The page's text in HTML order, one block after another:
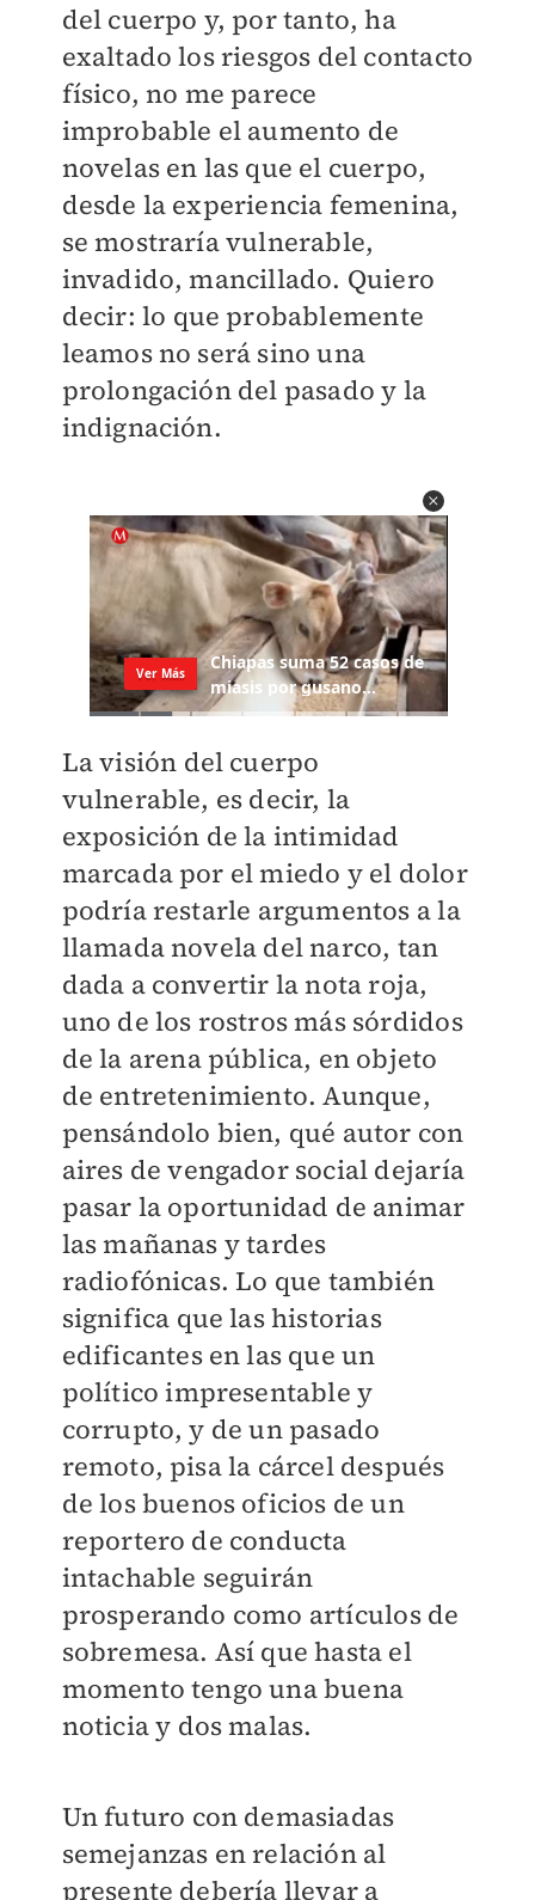
del cuerpo y, por tanto, ha
exaltado los riesgos del contacto
físico, no me parece
improbable el aumento de
novelas en las que el cuerpo,
desde la experiencia femenina,
se mostraría vulnerable,
invadido, mancillado. Quiero
decir: lo que probablemente
leamos no será sino una
prolongación del pasado y la
indignación.
La visión del cuerpo
vulnerable, es decir, la
exposición de la intimidad
marcada por el miedo y el dolor
podría restarle argumentos a la
llamada novela del narco, tan
dada a convertir la nota roja,
uno de los rostros más sórdidos
de la arena pública, en objeto
de entretenimiento. Aunque,
pensándolo bien, qué autor con
aires de vengador social dejaría
pasar la oportunidad de animar
las mañanas y tardes
radiofónicas. Lo que también
significa que las historias
edificantes en las que un
político impresentable y
corrupto, y de un pasado
remoto, pisa la cárcel después
de los buenos oficios de un
reportero de conducta
intachable seguirán
prosperando como artículos de
sobremesa. Así que hasta el
momento tengo una buena
noticia y dos malas.
Un futuro con demasiadas
semejanzas en relación al
presente debería llevar a